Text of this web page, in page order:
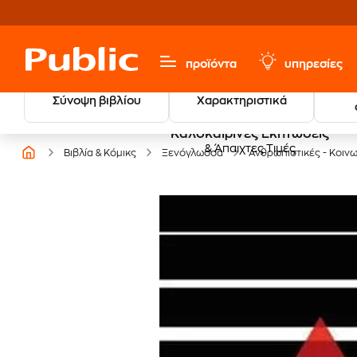
προϊόντα υπηρεσίες
Σύνοψη βιβλίου Χαρακτηριστικά
Καλοκαιρινές Εκπτώσεις
& Άπαιχτες Τιμές
Βιβλία & Κόμικς Ξενόγλωσσα Ανθρωπιστικές -